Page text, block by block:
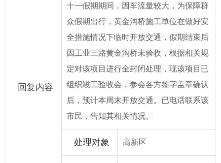
回复内容
十一假期期间，因车流量较大，为保障群
众假期出行，黄金沟桥施工单位在做好安
全措施情况下临时开放交通，假期结束后
因工业三路黄金沟桥未验收，根据相关规
定对该项目进行全封闭处理，现该项目已
组织竣工验收会，参会各方签字盖章确认
后，预计本周末开放交通。已电话联系该
市民，告知其相关情况。
处理对象 高新区